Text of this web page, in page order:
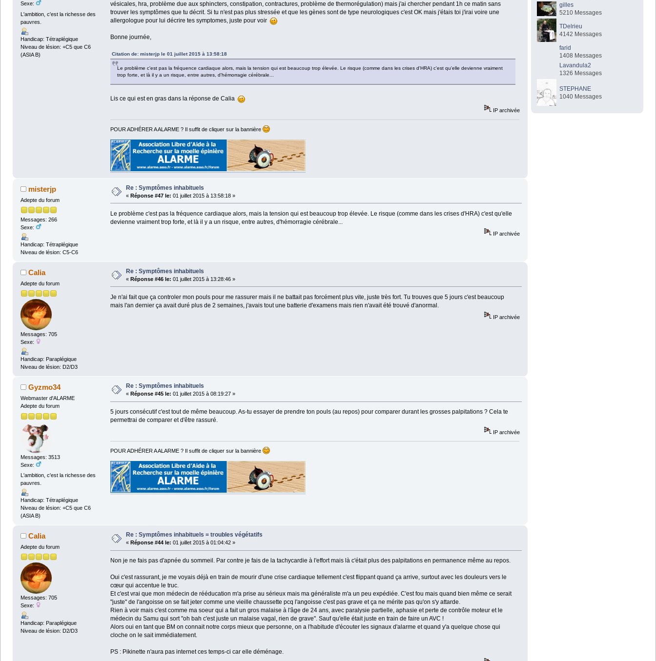
Sexe:
L'ambition, c'est la richesse des
pauvres.
Handicap: Tétraplégique
Niveau de lésion: +C5 que C6
(ASIA B)
vésicales, hra, problème due aux sphincters, constipation, contractures, problème de thermorégulation) mais j'ai chercher pendant 1h ce matin sans
trouver les symptômes que tu décrit. Si tu n'est pas plus stressée et que les gènes sont de type neurologiques c'est OK mais j'étais toi j'irai voire une
allergologue pour lui décrire tes symptomes, juste pour voir
Bonne journée,
Citation de: misterjp le 01 juillet 2015 à 13:58:18
Le problème c'est pas la fréquence cardiaque alors, mais la tension qui est beaucoup trop élevée. Le risque (comme dans les crises d'HRA) c'est qu'elle devienne vraiment
trop forte, et là il y a un risque, entre autres, d'hémorragie cérébrale...
Lis ce qui est en gras dans la réponse de Calia
IP archivée
POUR ADHÉRER A ALARME ? Il suffit de cliquer sur la bannière
misterjp
Adepte du forum
Messages: 266
Sexe:
Handicap: Tétraplégique
Niveau de lésion: C5-C6
Re : Symptômes inhabituels
« Réponse #47 le: 01 juillet 2015 à 13:58:18 »
Le problème c'est pas la fréquence cardiaque alors, mais la tension qui est beaucoup trop élevée. Le risque (comme dans les crises d'HRA) c'est qu'elle
devienne vraiment trop forte, et là il y a un risque, entre autres, d'hémorragie cérébrale...
IP archivée
Calia
Adepte du forum
Messages: 705
Sexe:
Handicap: Paraplégique
Niveau de lésion: D2/D3
Re : Symptômes inhabituels
« Réponse #46 le: 01 juillet 2015 à 13:28:46 »
Je n'ai fait que ça controler mon pouls pour me rassurer mais il ne battait pas forcément plus vite, juste très fort. Tu trouves que 5 jours c'est beaucoup
mais l'an dernier ça avait duré plus de 2 semaines, j'avais tout une batterie d'examens mais rien n'avait été trouvé d'anormal.
IP archivée
Gyzmo34
Webmaster d'ALARME
Adepte du forum
Messages: 3513
Sexe:
L'ambition, c'est la richesse des
pauvres.
Handicap: Tétraplégique
Niveau de lésion: +C5 que C6
(ASIA B)
Re : Symptômes inhabituels
« Réponse #45 le: 01 juillet 2015 à 08:19:27 »
5 jours consécutif c'est tout de même beaucoup. As-tu essayer de prendre ton pouls (au repos) pour comparer durant les grosses palpitations ? Cela te
permettrai de comparer et d'être rassuré.
IP archivée
POUR ADHÉRER A ALARME ? Il suffit de cliquer sur la bannière
Calia
Adepte du forum
Messages: 705
Sexe:
Handicap: Paraplégique
Niveau de lésion: D2/D3
Re : Symptômes inhabituels = troubles végétatifs
« Réponse #44 le: 01 juillet 2015 à 01:04:42 »
Non je ne fais pas d'apnée du sommeil. Par contre je fais de la tachycardie à l'effort mais là c'était plus des palpitations en permanence même au repos.
Oui c'est rassurant, je me voyais déjà en train de mourir d'une crise cardiaque tellement c'est flippant quand ça arrive, surtout avec les douleurs vers le
cœur qui accentue le truc.
Et c'est vrai que mon médecin de rééducation m'a prise au sérieux mais ma généraliste m'a un peu expédiée. C'est fou mais quand bien même ce serait
"juste" de l'angoisse on se fait jeter comme une vieille chaussette pcq l'angoisse c'est pas grave et ça ne mérite pas qu'on s'y attarde.
Rien à voir mais c'est comme ma soeur qui a fait un gros malaise à l'âge de 24 ans, avec paralysie partielle, aphasie et perte de contrôle moteur et le
médecin du Samu qui sort "oh bah c'est juste un malaise vagal, rien de grave". Sauf qu'elle était juste en train de faire un AVC !
Alors oui en tant que BM on connait notre corps mieux que personne, on a l'habitude d'écouter les signaux d'alarme et quand y'a quelque chose qui
cloche on le sait immédiatement.
PS : Pikinette n'aura pas internet ces temps-ci car elle déménage.
gilles
5210 Messages
TDelrieu
4142 Messages
farid
1408 Messages
Lavandula2
1326 Messages
STEPHANE
1040 Messages